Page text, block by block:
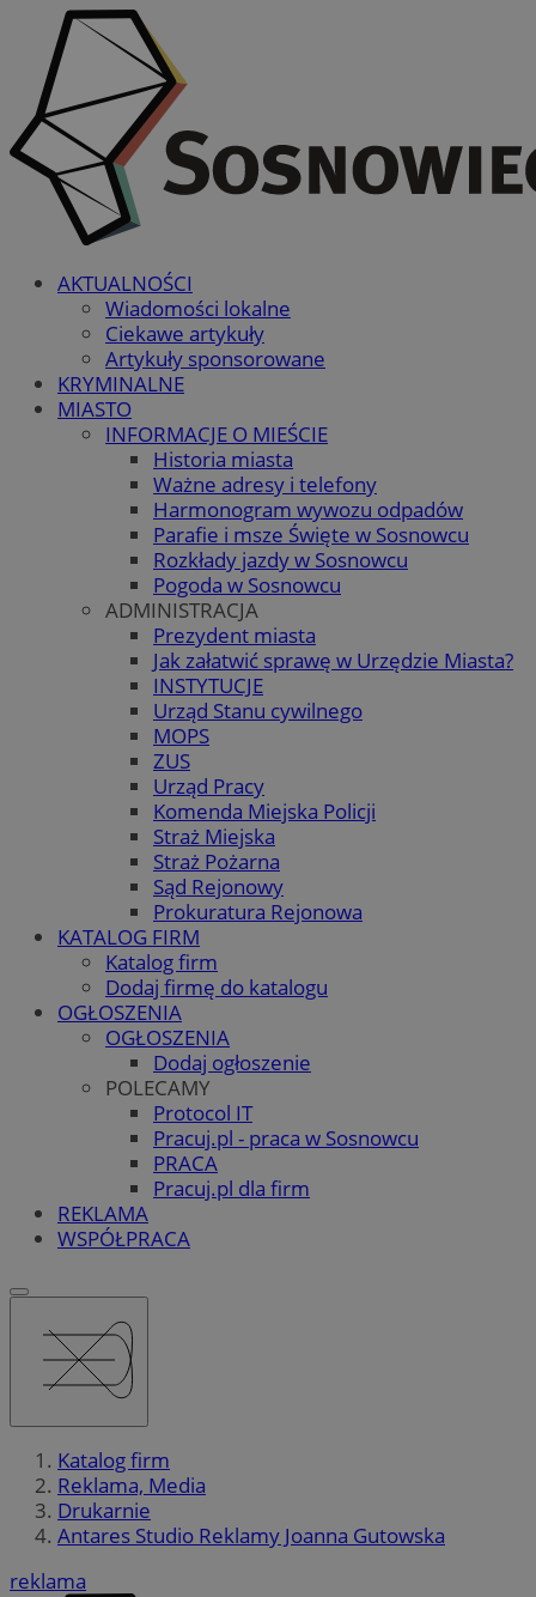
AKTUALNOŚCI
Wiadomości lokalne
Ciekawe artykuły
Artykuły sponsorowane
KRYMINALNE
MIASTO
INFORMACJE O MIEŚCIE
Historia miasta
Ważne adresy i telefony
Harmonogram wywozu odpadów
Parafie i msze Święte w Sosnowcu
Rozkłady jazdy w Sosnowcu
Pogoda w Sosnowcu
ADMINISTRACJA
Prezydent miasta
Jak załatwić sprawę w Urzędzie Miasta?
INSTYTUCJE
Urząd Stanu cywilnego
MOPS
ZUS
Urząd Pracy
Komenda Miejska Policji
Straż Miejska
Straż Pożarna
Sąd Rejonowy
Prokuratura Rejonowa
KATALOG FIRM
Katalog firm
Dodaj firmę do katalogu
OGŁOSZENIA
OGŁOSZENIA
Dodaj ogłoszenie
POLECAMY
Protocol IT
Pracuj.pl - praca w Sosnowcu
PRACA
Pracuj.pl dla firm
REKLAMA
WSPÓŁPRACA
Katalog firm
Reklama, Media
Drukarnie
Antares Studio Reklamy Joanna Gutowska
reklama